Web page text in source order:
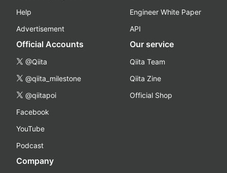
Help
Advertisement
Engineer White Paper
API
Official Accounts
@Qiita
@qiita_milestone
@qiitapoi
Facebook
YouTube
Podcast
Our service
Qiita Team
Qiita Zine
Official Shop
Company